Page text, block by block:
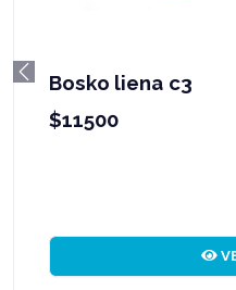
Bosko liena c3
$11500
Previous